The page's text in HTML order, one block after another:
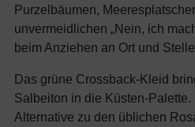
Purzelbäumen,
unvermeidlichen „Nein, ich
beim Anziehen an Ort und
Das grüne Crossback-Kleid
Salbeiton in die Küsten-
Alternative zu den üblichen